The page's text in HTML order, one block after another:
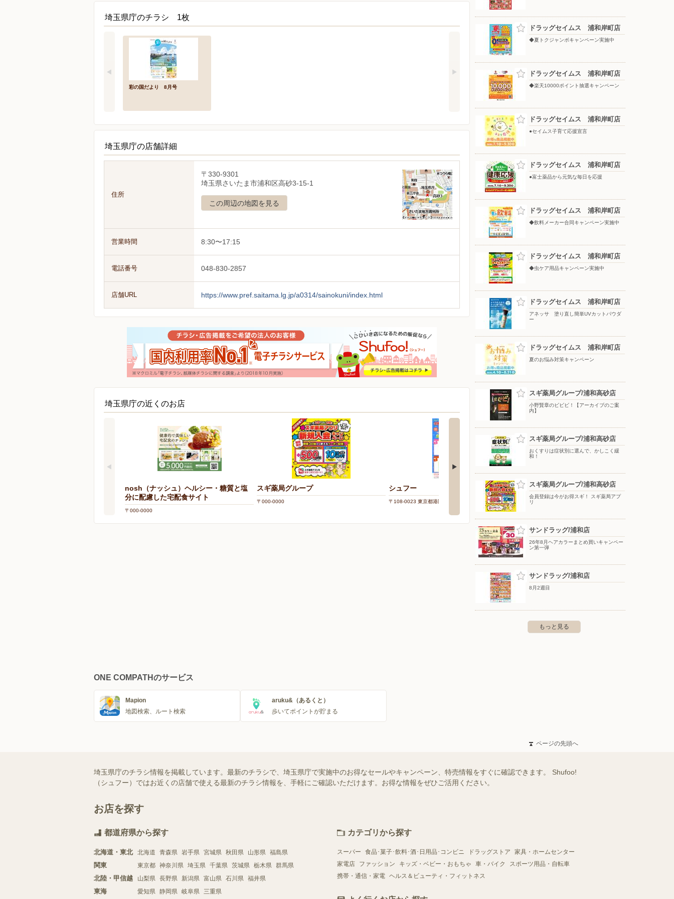
埼玉県庁のチラシ 1枚
彩の国だより 8月号
埼玉県庁の店舗詳細
住所
〒330-9301
埼玉県さいたま市浦和区高砂3-15-1
この周辺の地図を見る
営業時間 8:30〜17:15
電話番号 048-830-2857
店舗URL https://www.pref.saitama.lg.jp/a0314/sainokuni/index.html
埼玉県庁の近くのお店
nosh（ナッシュ）ヘルシー・糖質と塩
分に配慮した宅配食サイト
〒000-0000
スギ薬局グループ
〒000-0000
シュフー
〒108-0023 東京都港区芝浦3-19-26 TOPPAN芝浦ビル
ドラッグセイムス 浦和岸町店
◆夏トクジャンボキャンペーン実施中
ドラッグセイムス 浦和岸町店
◆楽天10000ポイント抽選キャンペーン
ドラッグセイムス 浦和岸町店
●セイムス子育て応援宣言
ドラッグセイムス 浦和岸町店
●富士薬品から元気な毎日を応援
ドラッグセイムス 浦和岸町店
◆飲料メーカー合同キャンペーン実施中
ドラッグセイムス 浦和岸町店
◆虫ケア用品キャンペーン実施中
ドラッグセイムス 浦和岸町店
アネッサ 塗り直し簡単UVカットパウダ
ー
ドラッグセイムス 浦和岸町店
夏のお悩み対策キャンペーン
スギ薬局グループ/浦和高砂店
小野賢章のビビビ！【アーカイブのご案
内】
スギ薬局グループ/浦和高砂店
おくすりは症状別に選んで、かしこく緩
和！
スギ薬局グループ/浦和高砂店
会員登録は今がお得スギ！ スギ薬局アプ
リ
サンドラッグ/浦和店
26年8月ヘアカラーまとめ買いキャンペー
ン第一弾
サンドラッグ/浦和店
8月2週目
もっと見る
ONE COMPATHのサービス
Mapion
地図検索、ルート検索
aruku&（あるくと）
歩いてポイントが貯まる
ページの先頭へ
埼玉県庁のチラシ情報を掲載しています。最新のチラシで、埼玉県庁で実施中のお得なセールやキャンペーン、特売情報をすぐに確認できます。 Shufoo!
（シュフー）ではお近くの店舗で使える最新のチラシ情報を、手軽にご確認いただけます。お得な情報をぜひご活用ください。
お店を探す
都道府県から探す
北海道・東北 北海道 青森県 岩手県 宮城県 秋田県 山形県 福島県
関東 東京都 神奈川県 埼玉県 千葉県 茨城県 栃木県 群馬県
北陸・甲信越 山梨県 長野県 新潟県 富山県 石川県 福井県
東海 愛知県 静岡県 岐阜県 三重県
カテゴリから探す
スーパー 食品･菓子･飲料･酒･日用品･コンビニ ドラッグストア
家具・ホームセンター
家電店
ファッション キッズ・ベビー・おもちゃ 車・バイク
スポーツ用品・自転車
携帯・通信・家電 ヘルス＆ビューティ・フィットネス